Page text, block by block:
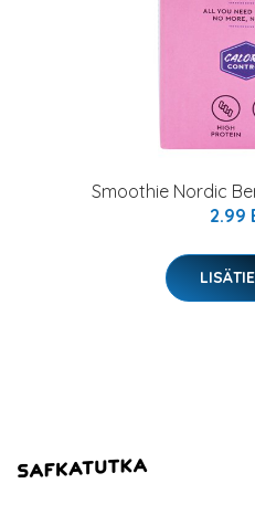
Smoothie Nordic
2.99